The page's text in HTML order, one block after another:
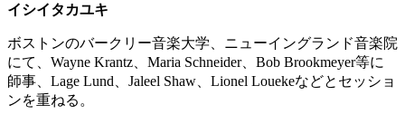
イシイタカユキ
ボストンのバークリー音楽大学、ニューイングランド音楽院
にて、Wayne Krantz、Maria Schneider、Bob Brookmeyer等に
師事、Lage Lund、Jaleel Shaw、Lionel Louekeなどとセッショ
ンを重ねる。